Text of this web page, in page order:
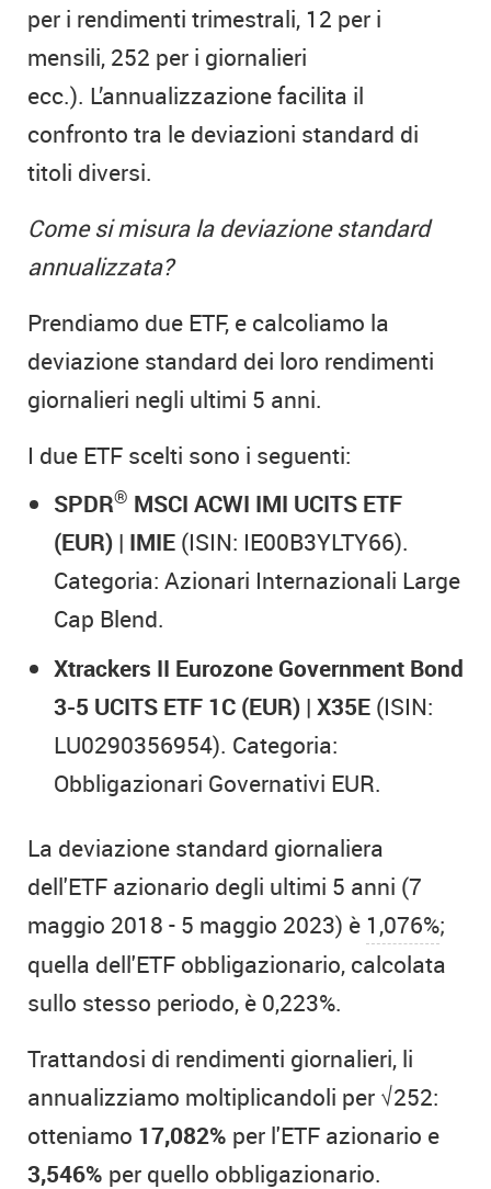
per i rendimenti trimestrali, 12 per i
mensili, 252 per i giornalieri
ecc.). L’annualizzazione facilita il
confronto tra le deviazioni standard di
titoli diversi.
Come si misura la deviazione standard
annualizzata?
Prendiamo due ETF, e calcoliamo la
deviazione standard dei loro rendimenti
giornalieri negli ultimi 5 anni.
I due ETF scelti sono i seguenti:
SPDR® MSCI ACWI IMI UCITS ETF
(EUR) | IMIE (ISIN: IE00B3YLTY66).
Categoria: Azionari Internazionali Large
Cap Blend.
Xtrackers II Eurozone Government Bond
3-5 UCITS ETF 1C (EUR) | X35E (ISIN:
LU0290356954). Categoria:
Obbligazionari Governativi EUR.
La deviazione standard giornaliera
dell'ETF azionario degli ultimi 5 anni (7
maggio 2018 - 5 maggio 2023) è 1,076%;
quella dell'ETF obbligazionario, calcolata
sullo stesso periodo, è 0,223%.
Trattandosi di rendimenti giornalieri, li
annualizziamo moltiplicandoli per √252:
otteniamo 17,082% per l'ETF azionario e
3,546% per quello obbligazionario.